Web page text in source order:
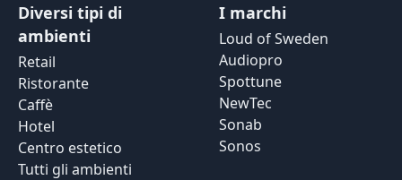
Diversi tipi di
ambienti
Retail
Ristorante
Caffè
Hotel
Centro estetico
Tutti gli ambienti
I marchi
Loud of Sweden
Audiopro
Spottune
NewTec
Sonab
Sonos